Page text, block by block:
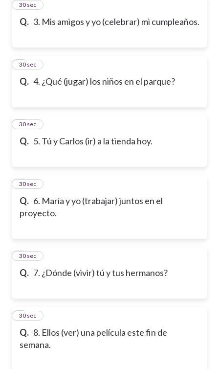
Q. 3. Mis amigos y yo (celebrar) mi cumpleaños.
3
30 sec
Q. 4. ¿Qué (jugar) los niños en el parque?
4
30 sec
Q. 5. Tú y Carlos (ir) a la tienda hoy.
5
30 sec
Q. 6. María y yo (trabajar) juntos en el
proyecto.
6
30 sec
Q. 7. ¿Dónde (vivir) tú y tus hermanos?
7
30 sec
Q. 8. Ellos (ver) una película este fin de
semana.
8
30 sec